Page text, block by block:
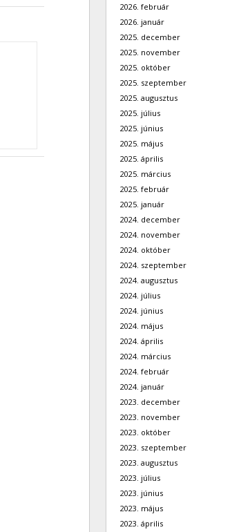
2026. február
2026. január
2025. december
2025. november
2025. október
2025. szeptember
2025. augusztus
2025. július
2025. június
2025. május
2025. április
2025. március
2025. február
2025. január
2024. december
2024. november
2024. október
2024. szeptember
2024. augusztus
2024. július
2024. június
2024. május
2024. április
2024. március
2024. február
2024. január
2023. december
2023. november
2023. október
2023. szeptember
2023. augusztus
2023. július
2023. június
2023. május
2023. április